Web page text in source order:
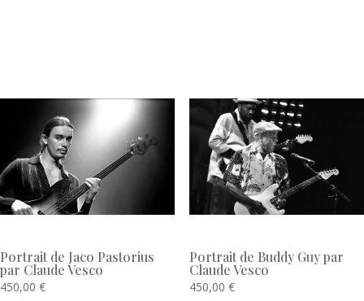
Portrait de Jaco Pastorius
par Claude Vesco
450,00 €
Portrait de Buddy Guy par
Claude Vesco
450,00 €